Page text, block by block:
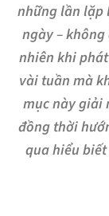
những lần lặp
ngày –
nhiên khi
vài tuần mà
mục này giải
đồng thời
qua hiểu